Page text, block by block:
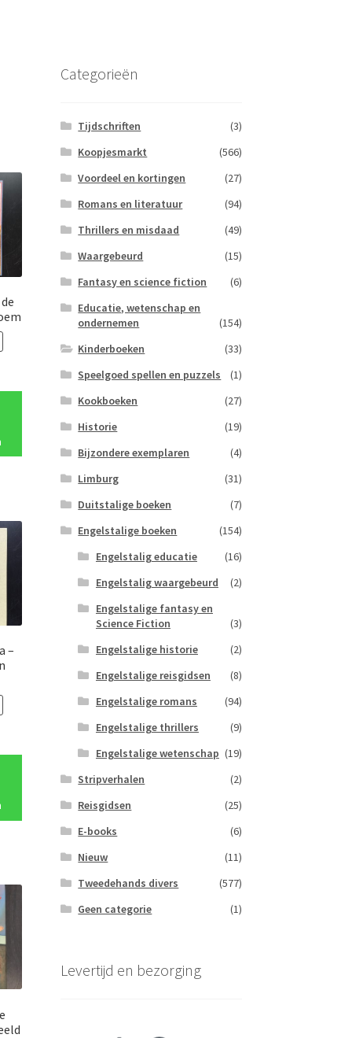
–
Categorieën
Tijdschriften
(3)
Koopjesmarkt
(566)
Voordeel en kortingen
(27)
Romans en literatuur
(94)
Thrillers en misdaad
(49)
Waargebeurd
(15)
Fantasy en science fiction
(6)
Educatie, wetenschap en
ondernemen
(154)
Kinderboeken
(33)
Speelgoed spellen en puzzels
(1)
Kookboeken
(27)
Historie
(19)
Bijzondere exemplaren
(4)
Limburg
(31)
Duitstalige boeken
(7)
Engelstalige boeken
(154)
Engelstalig educatie
(16)
Engelstalig waargebeurd
(2)
Engelstalige fantasy en
Science Fiction
(3)
Engelstalige historie
(2)
Engelstalige reisgidsen
(8)
Engelstalige romans
(94)
Engelstalige thrillers
(9)
Engelstalige wetenschap (19)
Stripverhalen
(2)
Reisgidsen
(25)
E-books
(6)
Nieuw
(11)
Tweedehands divers
(577)
Geen categorie
(1)
Levertijd en bezorging